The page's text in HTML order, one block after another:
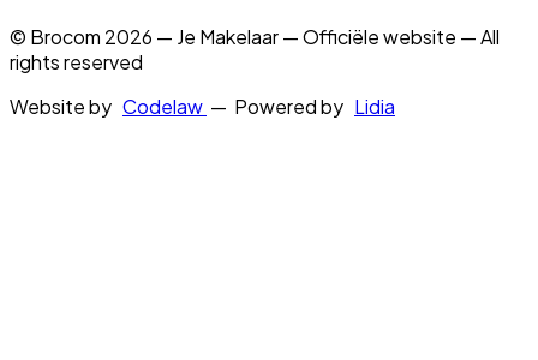
© Brocom 2026 — Je Makelaar — Officiële website — All
rights reserved
Website by Codelaw — Powered by Lidia